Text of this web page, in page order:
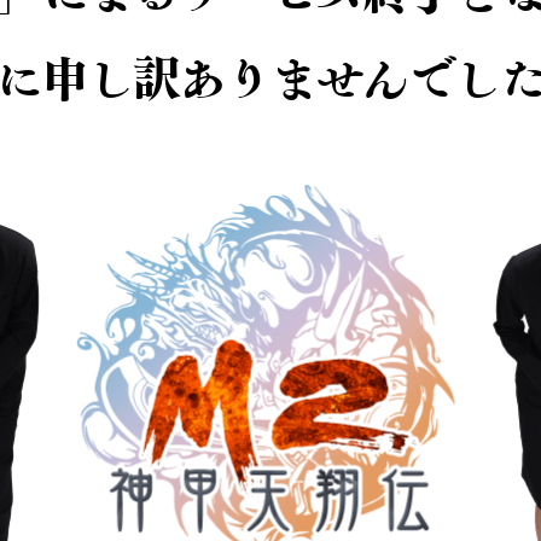
申し訳ありませんでし